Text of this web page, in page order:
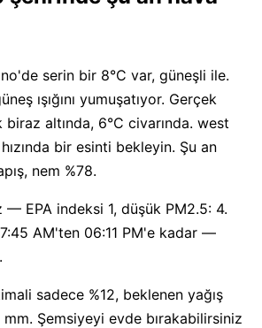
serin bir 8°C var, güneşli ile.
ışığını yumuşatıyor. Gerçek
biraz altında, 6°C civarında. west
bir esinti bekleyin. Şu an
nem %78.
— EPA indeksi 1, düşük PM2.5: 4.
AM'ten 06:11 PM'e kadar —
sadece %12, beklenen yağış
Şemsiyeyi evde bırakabilirsiniz